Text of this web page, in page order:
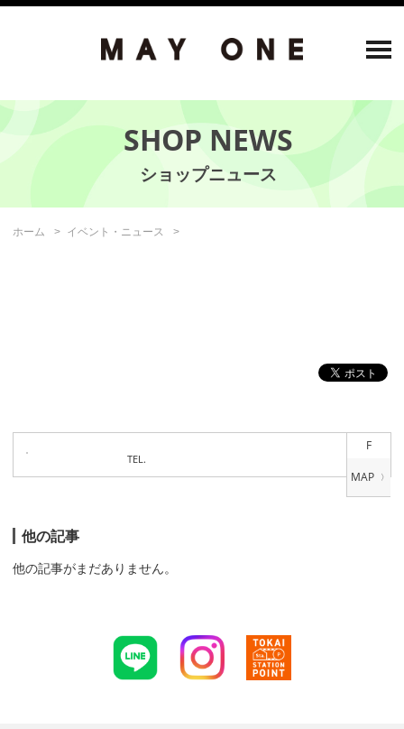
SHOP NEWS
ホーム イベント・ニュース
F
TEL.
他の記事
他の記事がまだありません。